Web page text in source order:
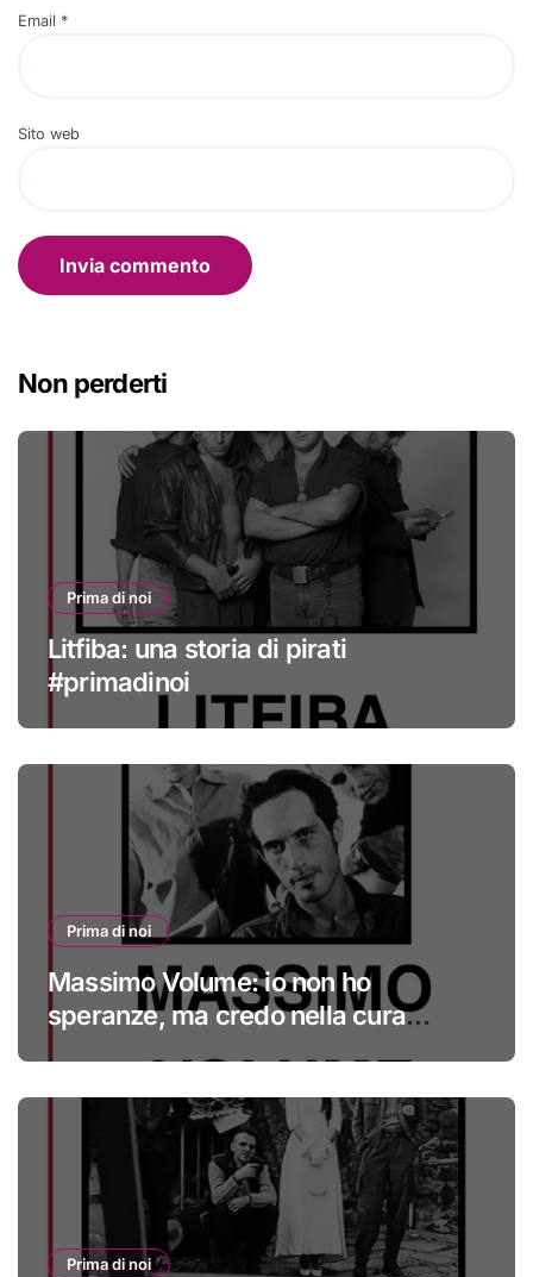
Email *
Sito web
Non perderti
Prima di noi
Litfiba: una storia di pirati
#primadinoi
Prima di noi
Massimo Volume: io non ho
speranze, ma credo nella cura
Prima di noi